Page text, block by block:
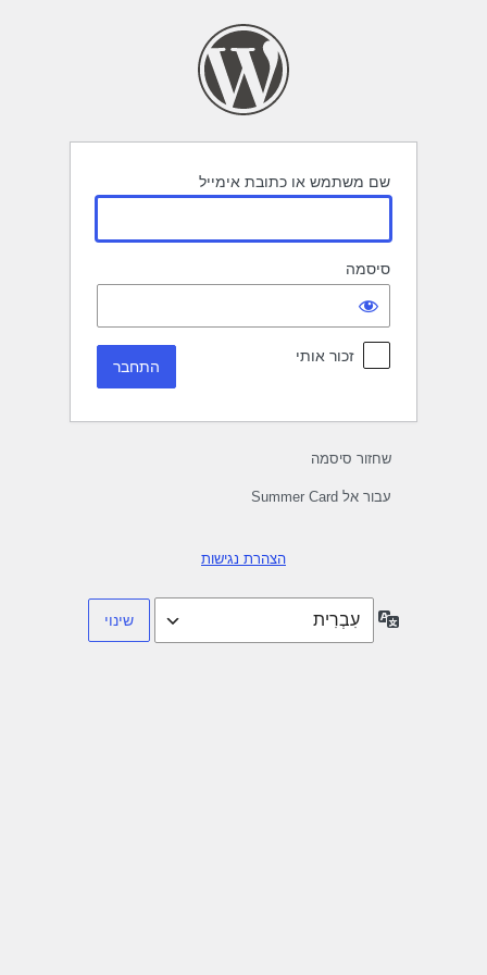
שם משתמש או כתובת אימייל
סיסמה
זכור אותי
שחזור סיסמה
עבור אל Summer Card
הצהרת נגישות
שפה